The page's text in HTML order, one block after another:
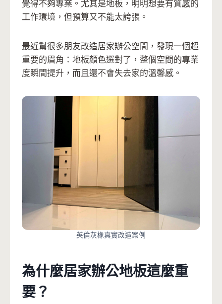
覺得不夠專業。尤其是地板，明明想要有質感的
工作環境，但預算又不能太誇張。
最近幫很多朋友改造居家辦公空間，發現一個超
重要的眉角：地板顏色選對了，整個空間的專業
度瞬間提升，而且還不會失去家的溫馨感。
英倫灰橡真實改造案例
為什麼居家辦公地板這麼重
要？